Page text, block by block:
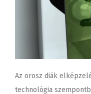
Az orosz diák
technológia